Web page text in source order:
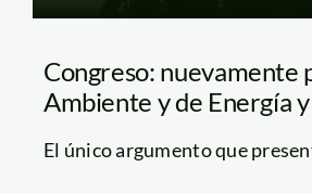
Congreso: nuevamente
Ambiente y de Energía
El único argumento que